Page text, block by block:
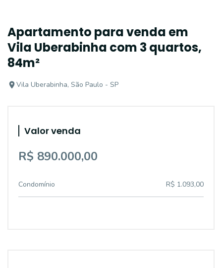
Apartamento para venda em
Vila Uberabinha com 3 quartos,
84m²
Vila Uberabinha, São Paulo - SP
Valor venda
R$ 890.000,00
Condomínio R$ 1.093,00